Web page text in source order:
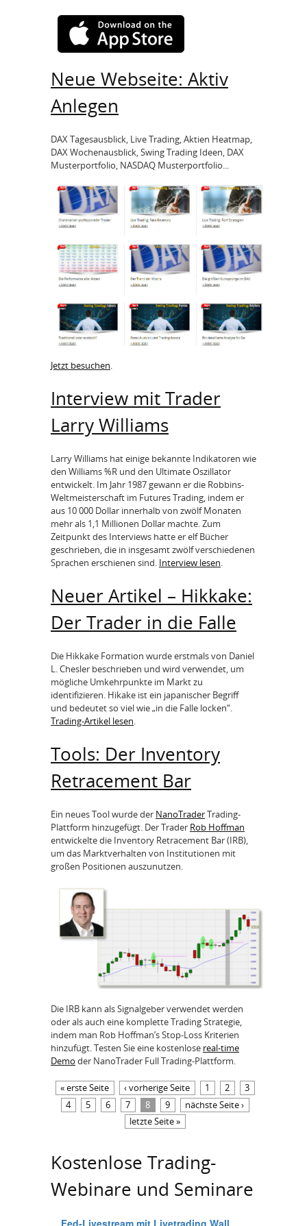
Neue Webseite: Aktiv
Anlegen
DAX Tagesausblick, Live Trading, Aktien Heatmap,
DAX Wochenausblick, Swing Trading Ideen, DAX
Musterportfolio, NASDAQ Musterportfolio...
Jetzt besuchen.
Interview mit Trader
Larry Williams
Larry Williams hat einige bekannte Indikatoren wie
den Williams %R und den Ultimate Oszillator
entwickelt. Im Jahr 1987 gewann er die Robbins-
Weltmeisterschaft im Futures Trading, indem er
aus 10 000 Dollar innerhalb von zwölf Monaten
mehr als 1,1 Millionen Dollar machte. Zum
Zeitpunkt des Interviews hatte er elf Bücher
geschrieben, die in insgesamt zwölf verschiedenen
Sprachen erschienen sind. Interview lesen.
Neuer Artikel – Hikkake:
Der Trader in die Falle
Die Hikkake Formation wurde erstmals von Daniel
L. Chesler beschrieben und wird verwendet, um
mögliche Umkehrpunkte im Markt zu
identifizieren. Hikake ist ein japanischer Begriff
und bedeutet so viel wie „in die Falle locken“.
Trading-Artikel lesen.
Tools: Der Inventory
Retracement Bar
Ein neues Tool wurde der NanoTraderTrading-
Plattform hinzugefügt. Der Trader Rob Hoffman
entwickelte die Inventory Retracement Bar (IRB),
um das Marktverhalten von Institutionen mit
großen Positionen auszunutzen.
Die IRB kann als Signalgeber verwendet werden
oder als auch eine komplette Trading Strategie,
indem man Rob Hoffman’s Stop-Loss Kriterien
hinzufügt. Testen Sie eine kostenlose real-time
Demo der NanoTrader Full Trading-Plattform.
Seiten
« erste Seite ‹ vorherige Seite 1 2
3
4
5 6 7 8 9
nächste Seite ›
letzte Seite »
Kostenlose Trading-
Webinare und Seminare